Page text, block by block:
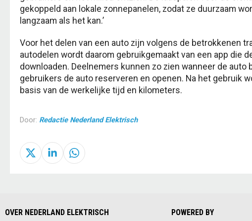
gekoppeld aan lokale zonnepanelen, zodat ze duurzaam
langzaam als het kan.’
Voor het delen van een auto zijn volgens de betrokkenen
autodelen wordt daarom gebruikgemaakt van een app die
downloaden. Deelnemers kunnen zo zien wanneer de auto
gebruikers de auto reserveren en openen. Na het gebruik
basis van de werkelijke tijd en kilometers.
Door: Redactie Nederland Elektrisch
OVER NEDERLAND ELEKTRISCH POWERED BY